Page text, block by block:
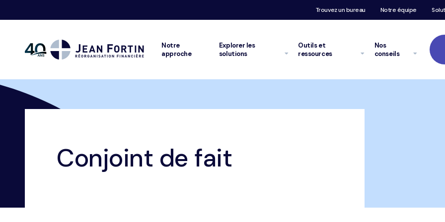
Notre
approche
Explorer les
solutions
Outils et
ressources
Nos
conseils
Trouvez un bureau Notre équipe
Conjoint de fait